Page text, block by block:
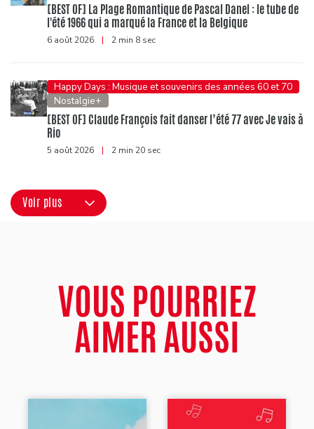
[BEST OF] La Plage Romantique de Pascal Danel : le tube de
l'été 1966 qui a marqué la France et la Belgique
6 août 2026 | 2 min 8 sec
Happy Days : Musique et souvenirs des années 60 et 70
Nostalgie+
[BEST OF] Claude François fait danser l’été 77 avec Je vais à
Rio
5 août 2026 | 2 min 20 sec
Voir plus
VOUS POURRIEZ
AIMER AUSSI